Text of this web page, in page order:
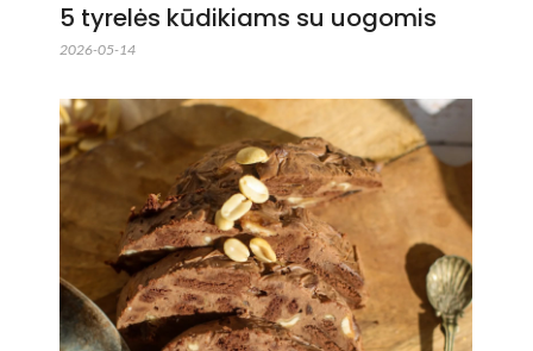
5 tyrelės kūdikiams su uogomis
2026-05-14